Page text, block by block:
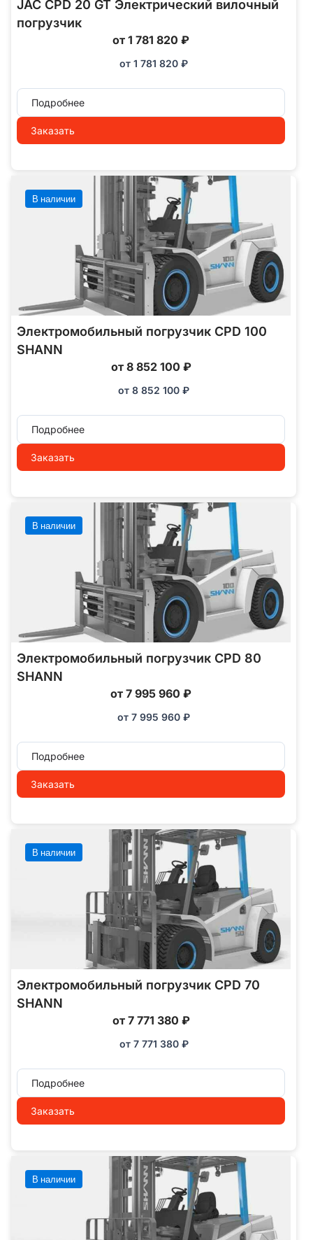
JAC CPD 20 GT Электрический вилочный
погрузчик
от 1 781 820 ₽
от 1 781 820 ₽
Подробнее
Заказать
В наличии
Электромобильный погрузчик CPD 100
SHANN
от 8 852 100 ₽
от 8 852 100 ₽
Подробнее
Заказать
В наличии
Электромобильный погрузчик CPD 80
SHANN
от 7 995 960 ₽
от 7 995 960 ₽
Подробнее
Заказать
В наличии
Электромобильный погрузчик CPD 70
SHANN
от 7 771 380 ₽
от 7 771 380 ₽
Подробнее
Заказать
В наличии